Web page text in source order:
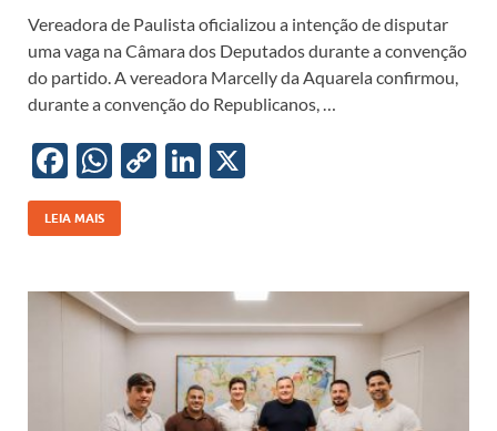
e
b
o
o
k
at
s
A
p
p
p
y
Li
n
k
k
e
dI
n
Vereadora de Paulista oficializou a intenção de disputar
uma vaga na Câmara dos Deputados durante a convenção
do partido. A vereadora Marcelly da Aquarela confirmou,
durante a convenção do Republicanos, …
F
ac
e
o
o
W
h
at
A
p
p
C
Li
n
Li
dI
n
LEIA MAIS